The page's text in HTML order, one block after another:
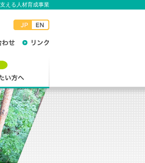
える人材育成事業